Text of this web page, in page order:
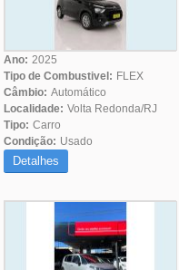
Ano: 2025
Tipo de Combustivel: FLEX
Câmbio: Automático
Localidade: Volta Redonda/RJ
Tipo: Carro
Condição: Usado
Detalhes